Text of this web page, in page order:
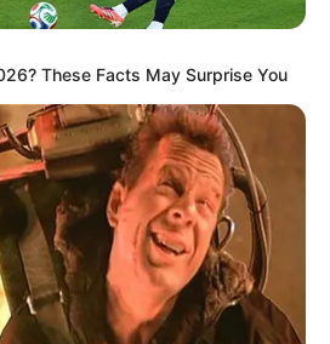
วันศุกร์
ฝัน นักสร้างสรรค์ และ
ปิน จึงเอาแต่ใจตัวเอง อ่อน
ลังดึงดูดให้คนนิยมได้มาก สอง
น แต่ยามโกรธก็ร้อนระอุเหมือน
ริมฝีปากเป็นกระจับ พลังเสียง
รถหยั่งรู้ความคิดของคนอื่น และ
These Facts May Surprise You